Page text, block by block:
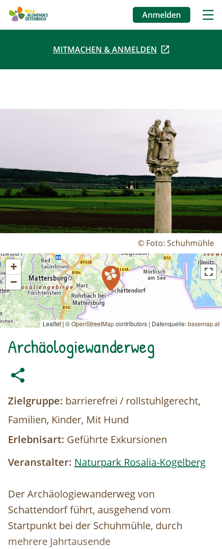
Direkt
Benutzermenü
Anmelden
MITMACHEN & ANMELDEN
© Foto: Schuhmühle
+
−
Leaflet | ©OpenStreetMapcontributors | Datenquelle:basemap.at
Archäologiewanderweg
Zielgruppe: barrierefrei / rollstuhlgerecht,
Familien, Kinder, Mit Hund
Erlebnisart: Geführte Exkursionen
Veranstalter: Naturpark Rosalia-Kogelberg
Der Archäologiewanderweg von
Schattendorf führt, ausgehend vom
Startpunkt bei der Schuhmühle, durch
mehrere Jahrtausende